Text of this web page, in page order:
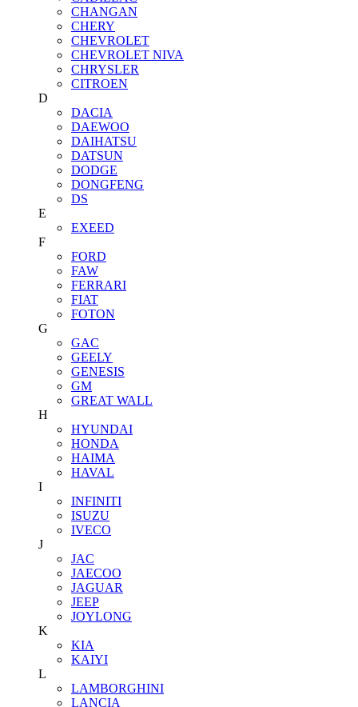
CHANGAN
CHERY
CHEVROLET
CHEVROLET NIVA
CHRYSLER
CITROEN
D
DACIA
DAEWOO
DAIHATSU
DATSUN
DODGE
DONGFENG
DS
E
EXEED
F
FORD
FAW
FERRARI
FIAT
FOTON
G
GAC
GEELY
GENESIS
GM
GREAT WALL
H
HYUNDAI
HONDA
HAIMA
HAVAL
I
INFINITI
ISUZU
IVECO
J
JAC
JAECOO
JAGUAR
JEEP
JOYLONG
K
KIA
KAIYI
L
LAMBORGHINI
LANCIA